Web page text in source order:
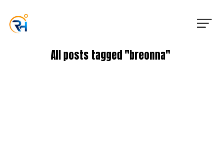
All posts tagged "breonna"